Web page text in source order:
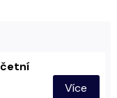
Více